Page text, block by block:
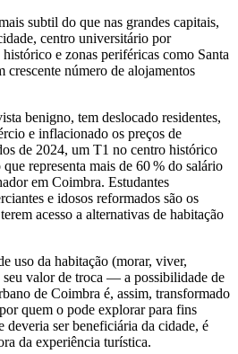
subtil do que nas grandes capitais,
centro universitário por
e zonas periféricas como Santa
crescente número de alojamentos
benigno, tem deslocado residentes,
e inflacionado os preços de
de 2024, um T1 no centro histórico
representa mais de 60 % do salário
em Coimbra. Estudantes
e idosos reformados são os
acesso a alternativas de habitação
uso da habitação (morar, viver,
valor de troca — a possibilidade de
de Coimbra é, assim, transformado
quem o pode explorar para fins
ser beneficiária da cidade, é
da experiência turística.